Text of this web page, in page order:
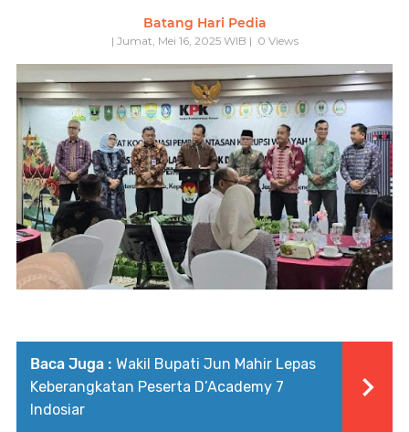
Batang Hari Pedia
| Jumat, Mei 16, 2025 WIB | 0 Views
Baca Juga : Wakil Bupati Jun Mahir Lepas
Keberangkatan Peserta D’Academy 7
Indosiar